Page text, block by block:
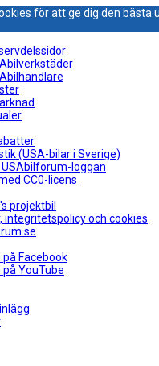
för att ge dig den bästa
(USA-bilar i Sverige)
USAbilforum-loggan
CC0-licens
projektbil
integritetspolicy och cookies
Facebook
YouTube